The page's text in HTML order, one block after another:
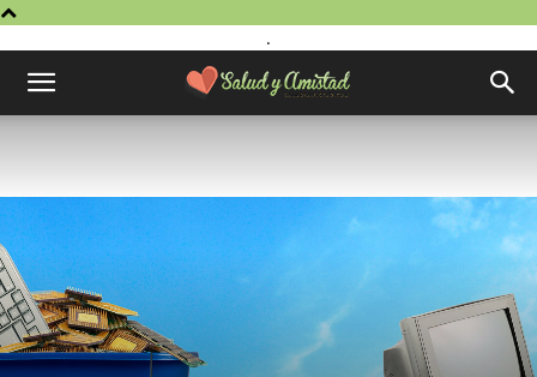
.